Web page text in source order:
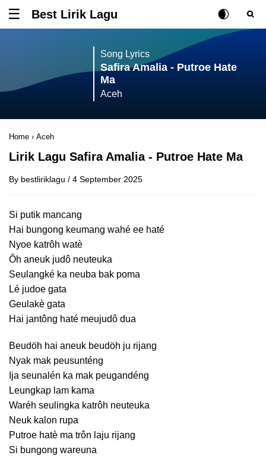
Tombol untuk membuka atau menutup menu
Best Lirik Lagu Rubah Posisi
Tombol
Song Lyrics
Safira Amalia - Putroe Hate
Ma
Aceh
Home › Aceh
Lirik Lagu Safira Amalia - Putroe Hate Ma
By bestliriklagu / 4 September 2025
Si putik mancang
Hai bungong keumang wahé ee haté
Nyoe katrôh watè
Ôh aneuk judô neuteuka
Seulangké ka neuba bak poma
Lé judoe gata
Geulakè gata
Hai jantông haté meujudô dua
Beudöh hai aneuk beudöh ju rijang
Nyak mak peusunténg
Ija seunalén ka mak peugandéng
Leungkap lam kama
Waréh seulingka katrôh neuteuka
Neuk kalon rupa
Putroe hatè ma trôn laju rijang
Si bungong wareuna